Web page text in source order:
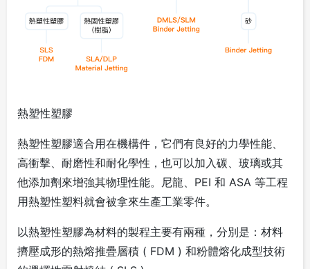
熱塑性塑膠
熱塑性塑膠適合用在機構件，它們有良好的力學性能、
高衝擊、耐磨性和耐化學性，也可以加入碳、玻璃或其
他添加劑來增強其物理性能。尼龍、PEI 和 ASA 等工程
用熱塑性塑料就會被拿來生產工業零件。
以熱塑性塑膠為材料的製程主要有兩種，分別是：材料
擠壓成形的熱熔推疊層積 ( FDM ) 和粉體熔化成型技術